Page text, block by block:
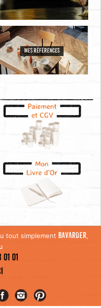
MES RÉFÉRENCES
tout simplement BAVARDER,
01